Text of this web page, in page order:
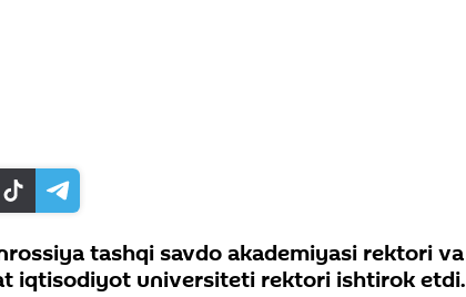
tashqi savdo akademiyasi rektori va
iqtisodiyot universiteti rektori ishtirok etdi.